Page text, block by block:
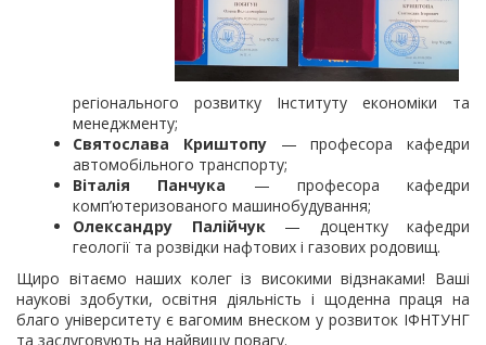
регіонального розвитку Інституту економіки та
менеджменту;
Святослава Криштопу— професора кафедри
автомобільного транспорту;
Віталія Панчука — професора кафедри
комп’ютеризованого машинобудування;
Олександру Палійчук— доцентку кафедри
геології та розвідки нафтових і газових родовищ.
Щиро вітаємо наших колег із високими відзнаками! Ваші
наукові здобутки, освітня діяльність і щоденна праця на
благо університету є вагомим внеском у розвиток ІФНТУНГ
та заслуговують на найвищу повагу.